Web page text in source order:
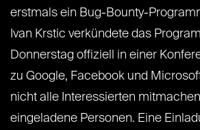
erstmals ein Bug-Bounty-
Ivan Krstic verkündete das
Donnerstag offiziell in einer
zu Google, Facebook und
nicht alle Interessierten
eingeladene Personen. Eine